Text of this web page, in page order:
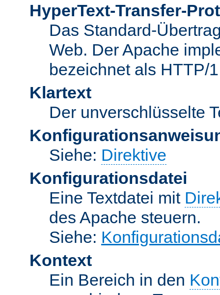
HyperText-Transfer-
Das Standard-
Web. Der Apache
bezeichnet als HTTP/
Klartext
Der unverschlüsselte
Siehe: Direktive
Konfigurationsdatei
Eine Textdatei mit
des Apache steuern.
Siehe:
Kontext
Ein Bereich in den